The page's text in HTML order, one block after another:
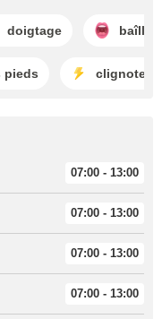
doigtage
pieds clignoter
07:00 - 13:00
07:00 - 13:00
07:00 - 13:00
07:00 - 13:00